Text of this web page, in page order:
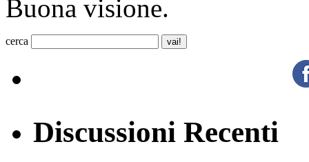
Buona visione.
cerca
Discussioni Recenti